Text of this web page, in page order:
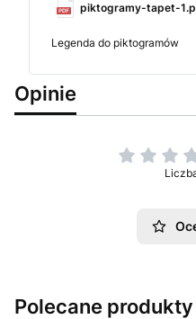
piktogramy-tapet-
Legenda do piktogramów
Opinie
Polecane produkty